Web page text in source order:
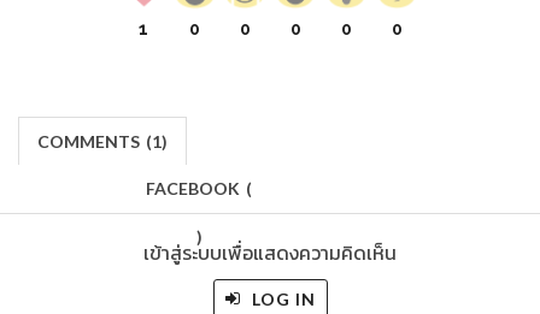
1 0 0 0 0 0
COMMENTS (1)
FACEBOOK (
)
เข้าสู่ระบบเพื่อแสดงความคิดเห็น
LOG IN